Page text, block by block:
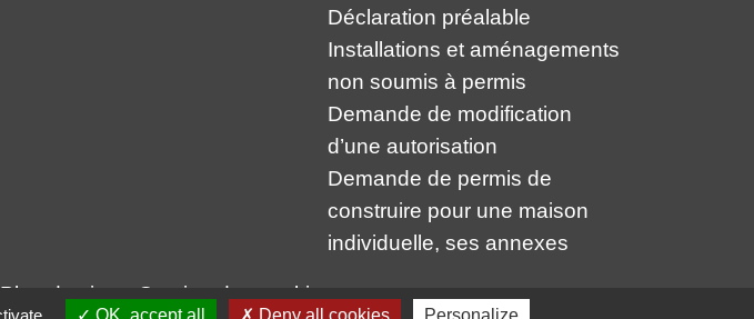
Déclaration préalable
Installations et aménagements
non soumis à permis
Demande de modification
d’une autorisation
Demande de permis de
construire pour une maison
individuelle, ses annexes
Plan du site - Gestion des cookies
OK, accept all Deny all cookies Personalize